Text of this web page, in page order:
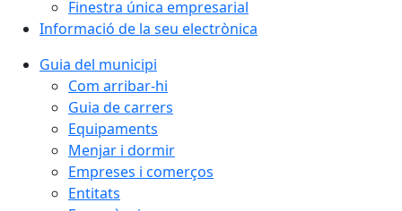
Finestra única empresarial
Informació de la seu electrònica
Guia del municipi
Com arribar-hi
Guia de carrers
Equipaments
Menjar i dormir
Empreses i comerços
Entitats